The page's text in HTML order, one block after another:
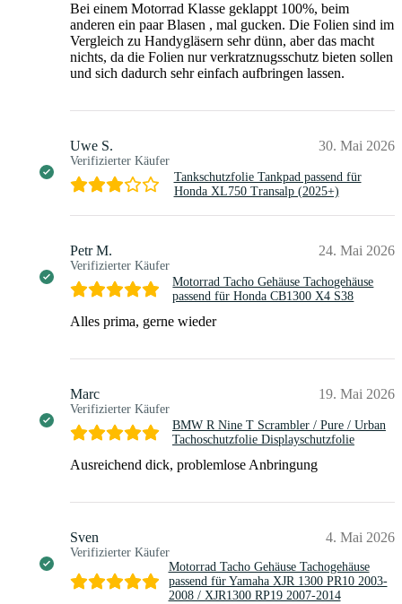
Bei einem Motorrad Klasse geklappt 100%, beim
anderen ein paar Blasen , mal gucken. Die Folien sind im
Vergleich zu Handygläsern sehr dünn, aber das macht
nichts, da die Folien nur verkratznugsschutz bieten sollen
und sich dadurch sehr einfach aufbringen lassen.
Uwe S.
Verifizierter Käufer
30. Mai 2026
Tankschutzfolie Tankpad passend für
Honda XL750 Transalp (2025+)
Petr M.
Verifizierter Käufer
24. Mai 2026
Motorrad Tacho Gehäuse Tachogehäuse
passend für Honda CB1300 X4 S38
Alles prima, gerne wieder
Marc
Verifizierter Käufer
19. Mai 2026
BMW R Nine T Scrambler / Pure / Urban
Tachoschutzfolie Displayschutzfolie
Ausreichend dick, problemlose Anbringung
Sven
Verifizierter Käufer
4. Mai 2026
Motorrad Tacho Gehäuse Tachogehäuse
passend für Yamaha XJR 1300 PR10 2003-
2008 / XJR1300 RP19 2007-2014